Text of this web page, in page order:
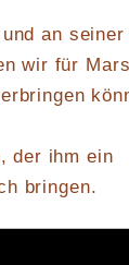
an seiner
wir für Mars
der ihm ein
bringen.